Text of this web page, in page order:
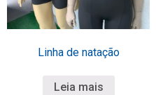
Linha de natação
Leia mais